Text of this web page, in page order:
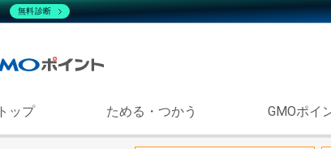
トップ ためる・つかう GMOポイ
無料診断